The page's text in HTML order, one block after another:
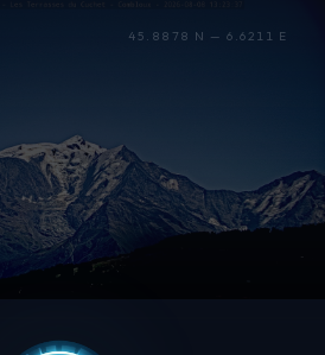
45.8878 N — 6.6211 E